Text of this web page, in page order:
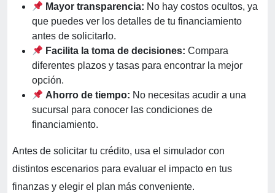
Mayor transparencia: No hay costos ocultos, ya
que puedes ver los detalles de tu financiamiento
antes de solicitarlo.
Facilita la toma de decisiones: Compara
diferentes plazos y tasas para encontrar la mejor
opción.
Ahorro de tiempo: No necesitas acudir a una
sucursal para conocer las condiciones de
financiamiento.
Antes de solicitar tu crédito, usa el simulador con
distintos escenarios para evaluar el impacto en tus
finanzas y elegir el plan más conveniente.